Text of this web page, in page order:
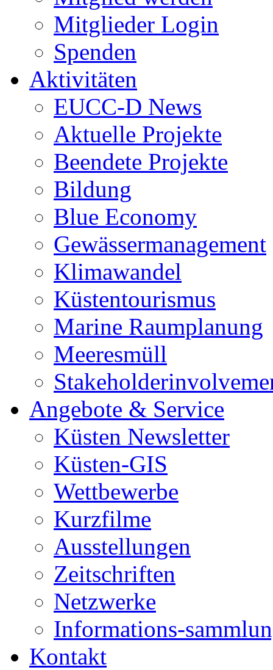
Mitglieder Login
Spenden
Aktivitäten
EUCC-D News
Aktuelle Projekte
Beendete Projekte
Bildung
Blue Economy
Gewässermanagement
Klimawandel
Küstentourismus
Marine Raumplanung
Meeresmüll
Angebote & Service
Küsten Newsletter
Küsten-GIS
Wettbewerbe
Kurzfilme
Ausstellungen
Zeitschriften
Netzwerke
Informations-
Kontakt